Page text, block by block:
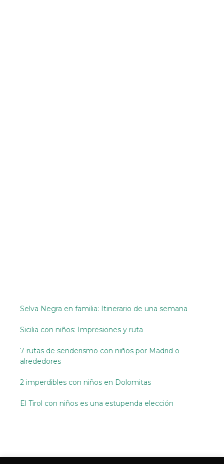
Selva Negra en familia: Itinerario de una semana
Sicilia con niños: Impresiones y ruta
7 rutas de senderismo con niños por Madrid o
alrededores
2 imperdibles con niños en Dolomitas
El Tirol con niños es una estupenda elección